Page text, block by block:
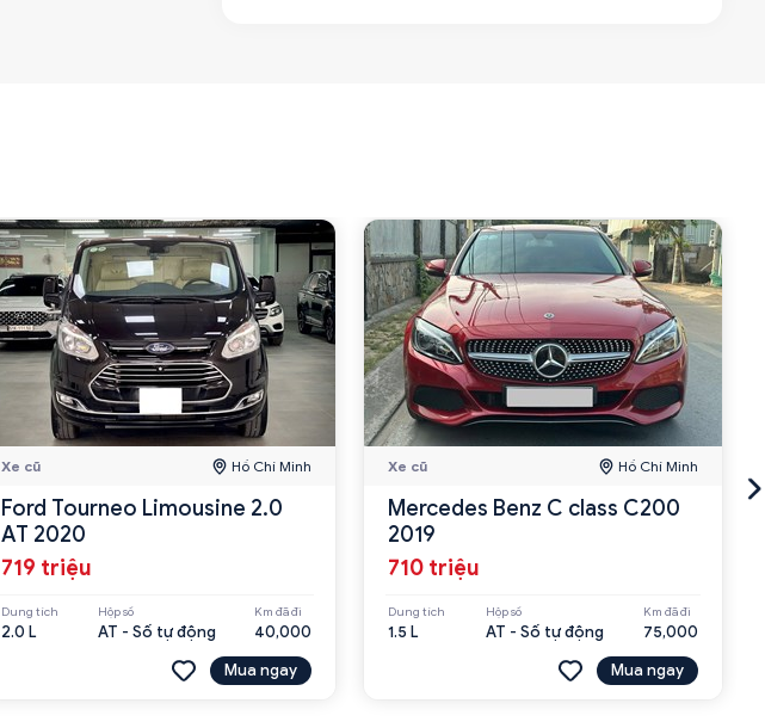
Xe cũ Hồ Chí Minh
Ford Tourneo Limousine 2.0
AT 2020
719 triệu
Dung tích
2.0 L
Hộp số
AT - Số tự động
Km đã đi
40,000
Mua ngay
Xe cũ Hồ Chí Minh
Mercedes Benz C class C200
2019
710 triệu
Dung tích
1.5 L
Hộp số
AT - Số tự động
Km đã đi
75,000
Mua ngay